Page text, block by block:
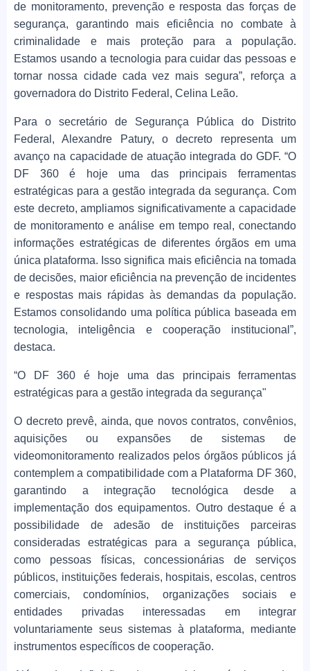
de monitoramento, prevenção e resposta das forças de
segurança, garantindo mais eficiência no combate à
criminalidade e mais proteção para a população.
Estamos usando a tecnologia para cuidar das pessoas e
tornar nossa cidade cada vez mais segura”, reforça a
governadora do Distrito Federal, Celina Leão.
Para o secretário de Segurança Pública do Distrito
Federal, Alexandre Patury, o decreto representa um
avanço na capacidade de atuação integrada do GDF. “O
DF 360 é hoje uma das principais ferramentas
estratégicas para a gestão integrada da segurança. Com
este decreto, ampliamos significativamente a capacidade
de monitoramento e análise em tempo real, conectando
informações estratégicas de diferentes órgãos em uma
única plataforma. Isso significa mais eficiência na tomada
de decisões, maior eficiência na prevenção de incidentes
e respostas mais rápidas às demandas da população.
Estamos consolidando uma política pública baseada em
tecnologia, inteligência e cooperação institucional”,
destaca.
“O DF 360 é hoje uma das principais ferramentas
estratégicas para a gestão integrada da segurança"
O decreto prevê, ainda, que novos contratos, convênios,
aquisições ou expansões de sistemas de
videomonitoramento realizados pelos órgãos públicos já
contemplem a compatibilidade com a Plataforma DF 360,
garantindo a integração tecnológica desde a
implementação dos equipamentos. Outro destaque é a
possibilidade de adesão de instituições parceiras
consideradas estratégicas para a segurança pública,
como pessoas físicas, concessionárias de serviços
públicos, instituições federais, hospitais, escolas, centros
comerciais, condomínios, organizações sociais e
entidades privadas interessadas em integrar
voluntariamente seus sistemas à plataforma, mediante
instrumentos específicos de cooperação.